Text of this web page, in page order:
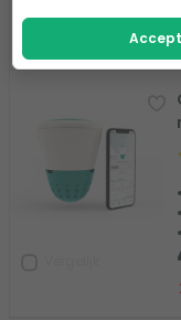
Vergelijk